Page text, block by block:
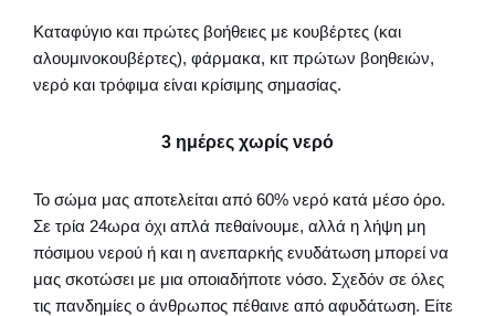
Καταφύγιο και πρώτες βοήθειες με κουβέρτες (και
αλουμινοκουβέρτες), φάρμακα, κιτ πρώτων βοηθειών,
νερό και τρόφιμα είναι κρίσιμης σημασίας.
3 ημέρες χωρίς νερό
Το σώμα μας αποτελείται από 60% νερό κατά μέσο όρο.
Σε τρία 24ωρα όχι απλά πεθαίνουμε, αλλά η λήψη μη
πόσιμου νερού ή και η ανεπαρκής ενυδάτωση μπορεί να
μας σκοτώσει με μια οποιαδήποτε νόσο. Σχεδόν σε όλες
τις πανδημίες ο άνθρωπος πέθαινε από αφυδάτωση. Είτε